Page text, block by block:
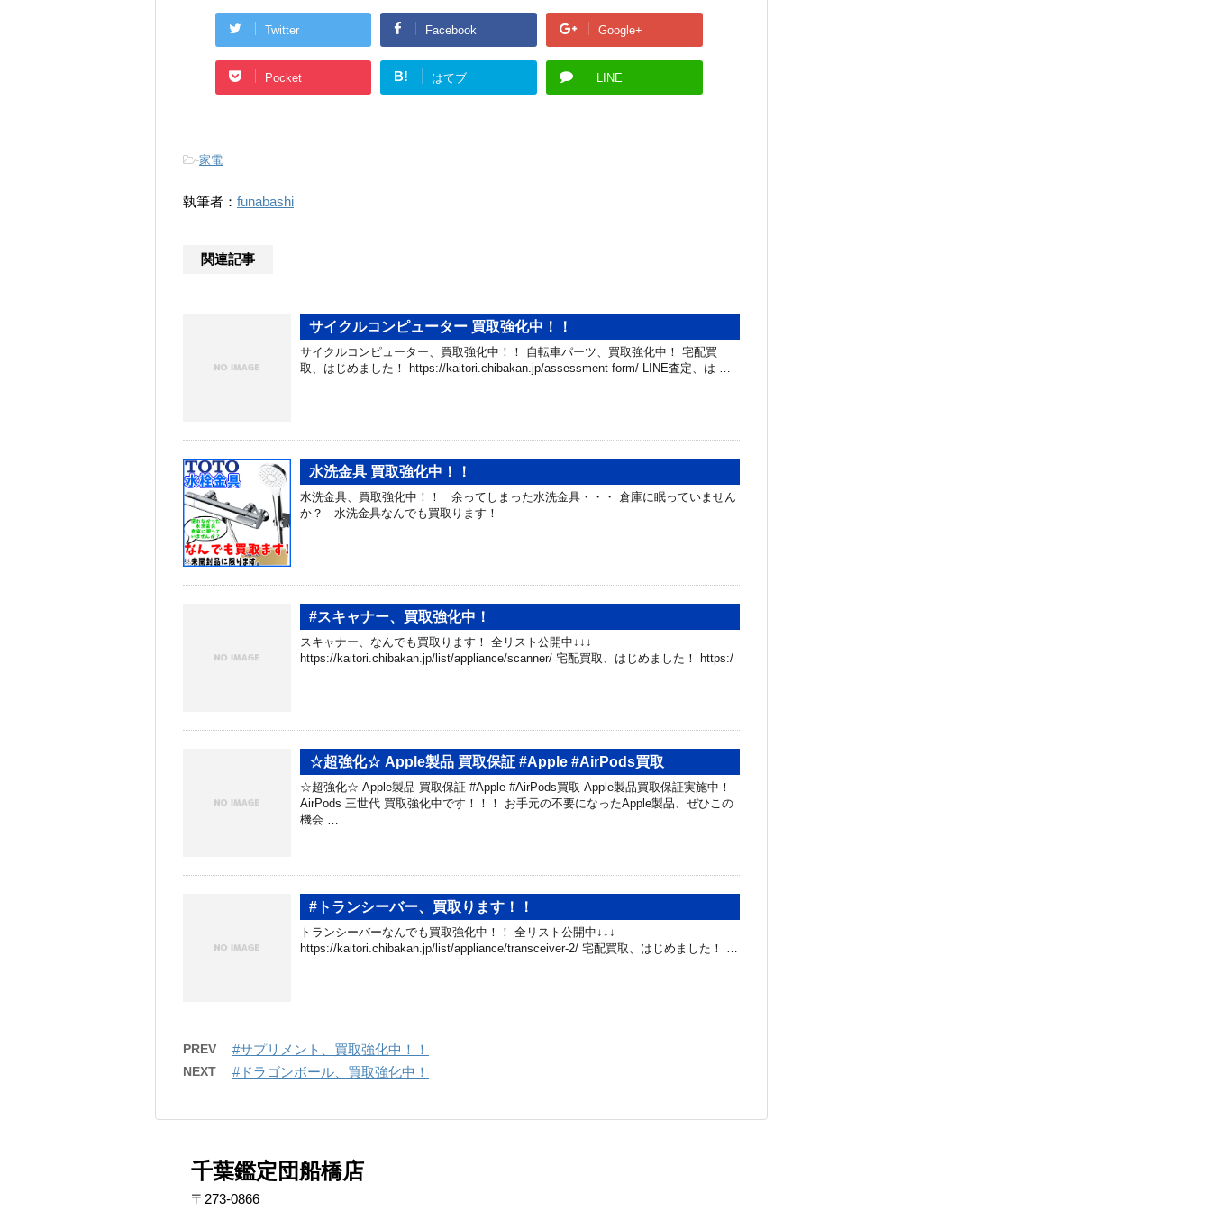
Twitter Facebook Google+
Pocket B! はてブ LINE
-家電
執筆者： funabashi
関連記事
サイクルコンピューター 買取強化中！！
サイクルコンピューター、買取強化中！！ 自転車パーツ、買取強化中！ 宅配買
取、はじめました！ https://kaitori.chibakan.jp/assessment-form/ LINE査定、は …
水洗金具 買取強化中！！
水洗金具、買取強化中！！ 余ってしまった水洗金具・・・ 倉庫に眠っていません
か？ 水洗金具なんでも買取ります！
#スキャナー、買取強化中！
スキャナー、なんでも買取ります！ 全リスト公開中↓↓↓
https://kaitori.chibakan.jp/list/appliance/scanner/ 宅配買取、はじめました！ https:/
…
☆超強化☆ Apple製品 買取保証 #Apple #AirPods買取
☆超強化☆ Apple製品 買取保証 #Apple #AirPods買取 Apple製品買取保証実施中！
AirPods 三世代 買取強化中です！！！ お手元の不要になったApple製品、ぜひこの
機会 …
#トランシーバー、買取ります！！
トランシーバーなんでも買取強化中！！ 全リスト公開中↓↓↓
https://kaitori.chibakan.jp/list/appliance/transceiver-2/ 宅配買取、はじめました！ …
PREV #サプリメント、買取強化中！！
NEXT #ドラゴンボール、買取強化中！
千葉鑑定団船橋店
〒273-0866